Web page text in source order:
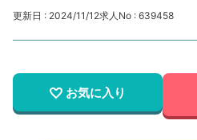
更新日 : 2024/11/12求人No : 639458
お気に入り